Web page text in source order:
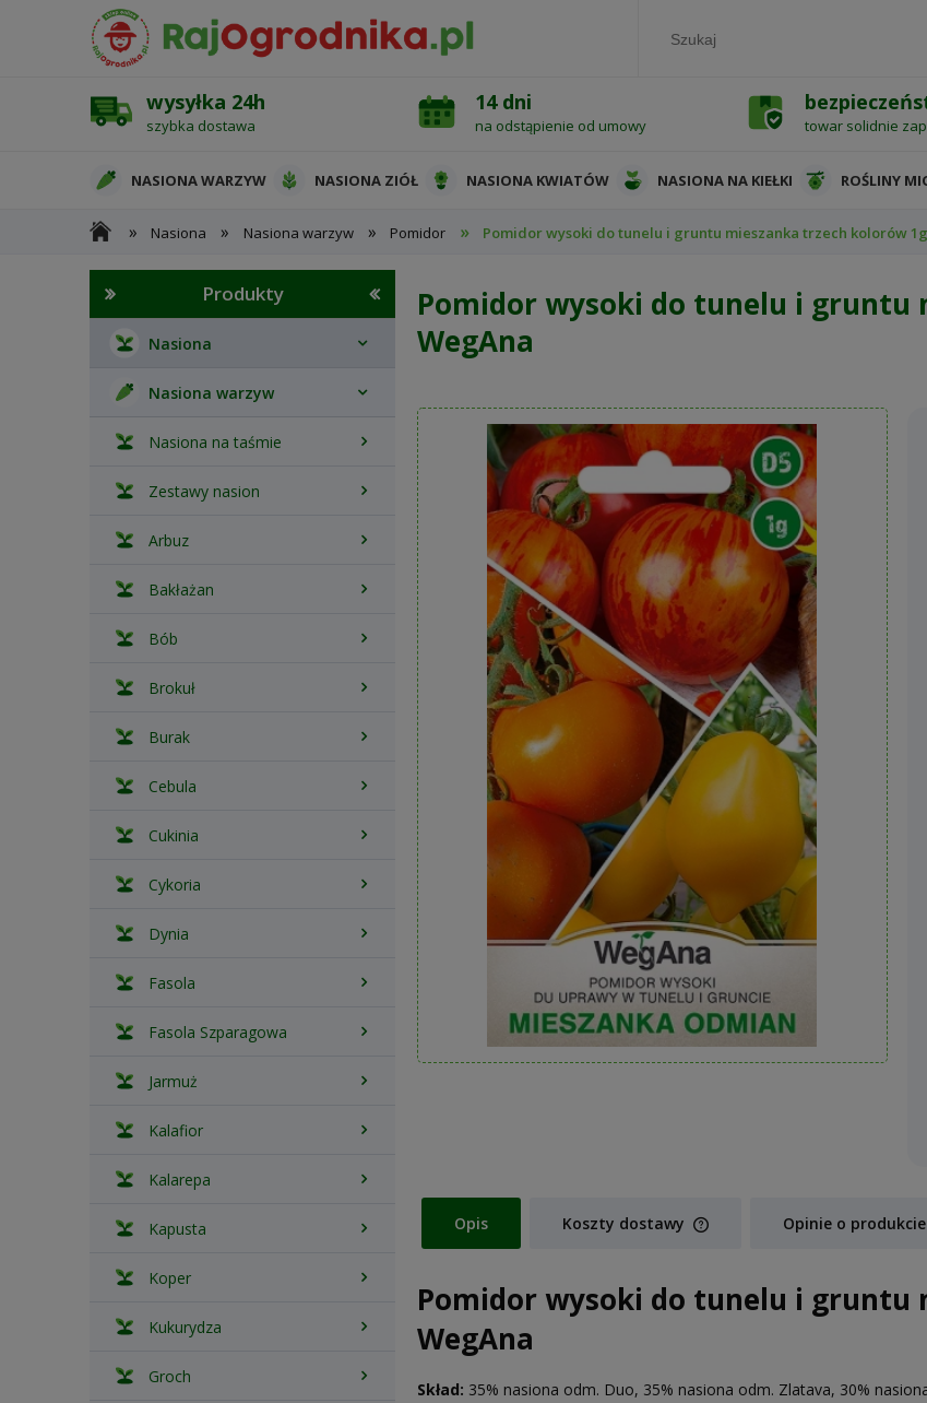
wysyłka 24h
szybka dostawa
14 dni
na odstąpienie od umowy towar solidnie
NASIONA WARZYW NASIONA ZIÓŁ NASIONA KWIATÓW NASIONA NA KIEŁKI ROŚLINY
OCHRONA ROŚLIN
» Nasiona » Nasiona warzyw » Pomidor » Pomidor wysoki do tunelu i gruntu mieszanka trzech kolorów
Produkty
Nasiona
Nasiona warzyw
Nasiona na taśmie
Zestawy nasion
Arbuz
Bakłażan
Bób
Brokuł
Burak
Cebula
Cukinia
Cykoria
Dynia
Fasola
Fasola Szparagowa
Jarmuż
Kalafior
Kalarepa
Kapusta
Koper
Kukurydza
Groch
Pomidor wysoki do tunelu i gruntu
WegAna
Opis Koszty dostawy
płatności
Opinie o
Pomidor wysoki do tunelu i gruntu
WegAna
Skład: 35% nasiona odm. Duo, 35% nasiona odm. Zlatava, 30%